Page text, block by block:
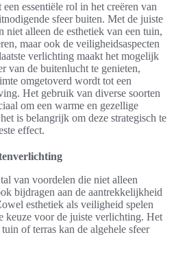
essentiële rol in het creëren van
sfeer buiten. Met de juiste
niet alleen de esthetiek van een tuin,
maar ook de veiligheidsaspecten
verlichting maakt het mogelijk
van de buitenlucht te genieten,
omgetoverd wordt tot een
Het gebruik van diverse soorten
om een warme en gezellige
is belangrijk om deze strategisch te
effect.
van voordelen die niet alleen
bijdragen aan de aantrekkelijkheid
esthetiek als veiligheid spelen
keuze voor de juiste verlichting. Het
of terras kan de algehele sfeer